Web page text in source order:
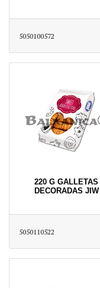
5050100572
220 G GALLETAS
DECORADAS JIW
5050110522